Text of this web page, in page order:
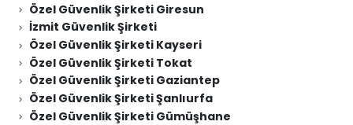
Özel Güvenlik Şirketi Giresun
İzmit Güvenlik Şirketi
Özel Güvenlik Şirketi Kayseri
Özel Güvenlik Şirketi Tokat
Özel Güvenlik Şirketi Gaziantep
Özel Güvenlik Şirketi Şanlıurfa
Özel Güvenlik Şirketi Gümüşhane